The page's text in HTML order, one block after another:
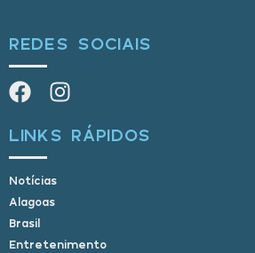
REDES SOCIAIS
LINKS RÁPIDOS
Notícias
Alagoas
Brasil
Entretenimento